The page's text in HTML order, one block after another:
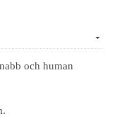
och human